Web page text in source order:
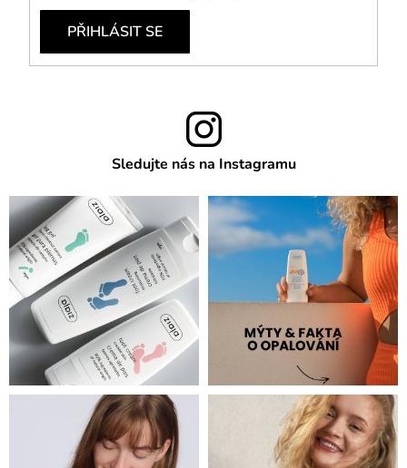
PŘIHLÁSIT SE
Sledujte nás na Instagramu